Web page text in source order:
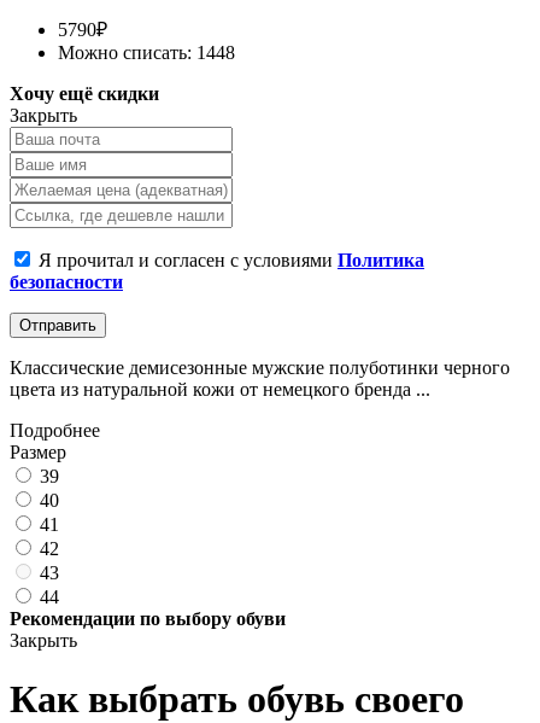
5790₽
Можно списать: 1448
Хочу ещё скидки
Закрыть
Я прочитал и согласен с условиями Политика
безопасности
Отправить
Классические демисезонные мужские полуботинки черного
цвета из натуральной кожи от немецкого бренда ...
Подробнее
Размер
39
40
41
42
43
44
Рекомендации по выбору обуви
Закрыть
Как выбрать обувь своего